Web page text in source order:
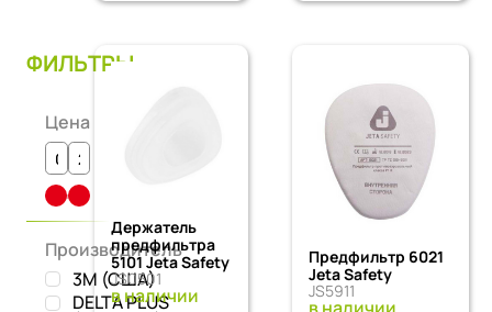
ФИЛЬТРЫ
Цена
Производитель
3M (США)
DELTA PLUS
Держатель
предфильтра
5101 Jeta Safety
JS0501
в наличии
Предфильтр 6021
Jeta Safety
JS5911